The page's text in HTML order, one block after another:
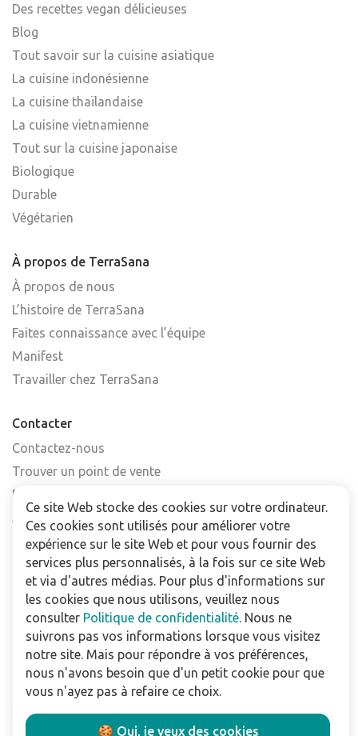
Des recettes vegan délicieuses
Blog
Tout savoir sur la cuisine asiatique
La cuisine indonésienne
La cuisine thaïlandaise
La cuisine vietnamienne
Tout sur la cuisine japonaise
Biologique
Durable
Végétarien
À propos de TerraSana
À propos de nous
L’histoire de TerraSana
Faites connaissance avec l’équipe
Manifest
Travailler chez TerraSana
Contacter
Contactez-nous
Trouver un point de vente
FAQ
Abonnez-vous à la newsletter
Pour les professionnels
Téléchargements
Politique de confidentialité
Conditions Générales de Vente
Utilisation du site
Suivez nous:
Ce site Web stocke des cookies sur votre ordinateur.
Ces cookies sont utilisés pour améliorer votre
expérience sur le site Web et pour vous fournir des
services plus personnalisés, à la fois sur ce site Web
et via d'autres médias. Pour plus d'informations sur
les cookies que nous utilisons, veuillez nous
consulter Politique de confidentialité. Nous ne
suivrons pas vos informations lorsque vous visitez
notre site. Mais pour répondre à vos préférences,
nous n'avons besoin que d'un petit cookie pour que
vous n'ayez pas à refaire ce choix.
🍪 Oui, je veux des cookies